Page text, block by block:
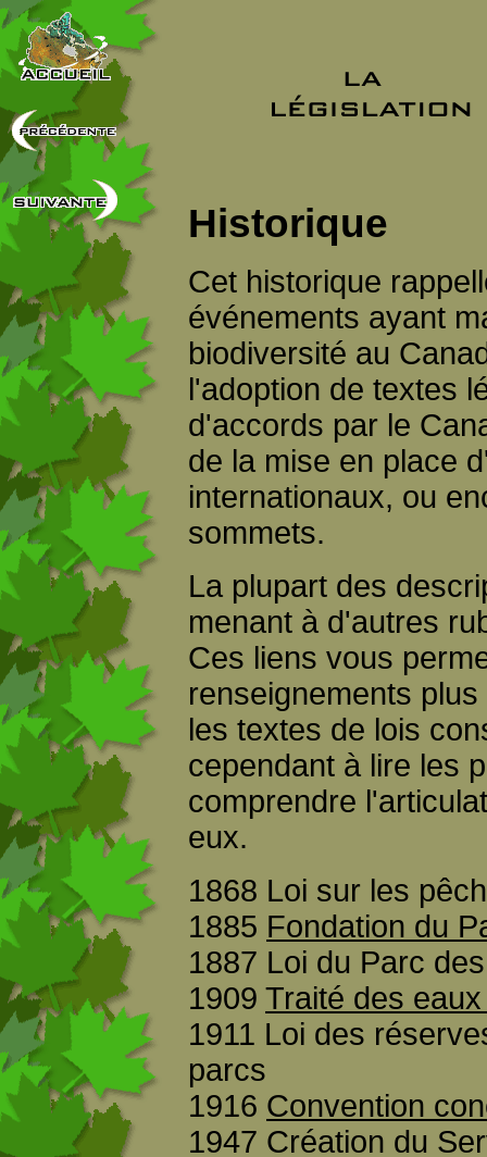
Historique
Cet historique
événements ayant
biodiversité au
l'adoption de textes
d'accords par le
de la mise en place
internationaux, ou
sommets.
La plupart des
menant à d'autres
Ces liens vous
renseignements
les textes de lois
cependant à lire les
comprendre
eux.
1868 Loi sur les
1885 Fondation du
1887 Loi du Parc
1909 Traité des
1911 Loi des
parcs
1916 Convention
1947 Création du